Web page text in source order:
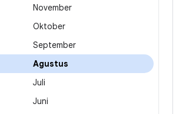
November
Oktober
September
Agustus
Juli
Juni